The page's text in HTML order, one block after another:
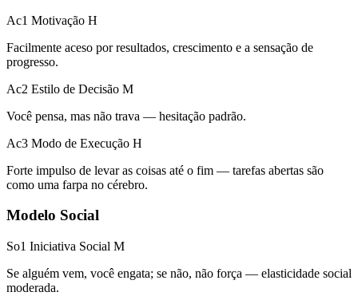
Ac1 Motivação H
Facilmente aceso por resultados, crescimento e a sensação de
progresso.
Ac2 Estilo de Decisão M
Você pensa, mas não trava — hesitação padrão.
Ac3 Modo de Execução H
Forte impulso de levar as coisas até o fim — tarefas abertas são
como uma farpa no cérebro.
Modelo Social
So1 Iniciativa Social M
Se alguém vem, você engata; se não, não força — elasticidade social
moderada.